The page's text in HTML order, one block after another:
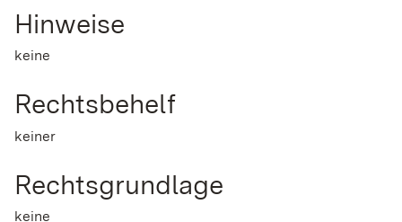
Hinweise
keine
Rechtsbehelf
keiner
Rechtsgrundlage
keine